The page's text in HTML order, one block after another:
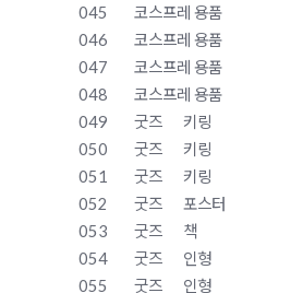
045
코스프레 용품
046
코스프레 용품
047
코스프레 용품
048
코스프레 용품
049
굿즈
키링
050
굿즈
키링
051
굿즈
키링
052
굿즈
포스터
053
굿즈
책
054
굿즈
인형
055
굿즈 인형